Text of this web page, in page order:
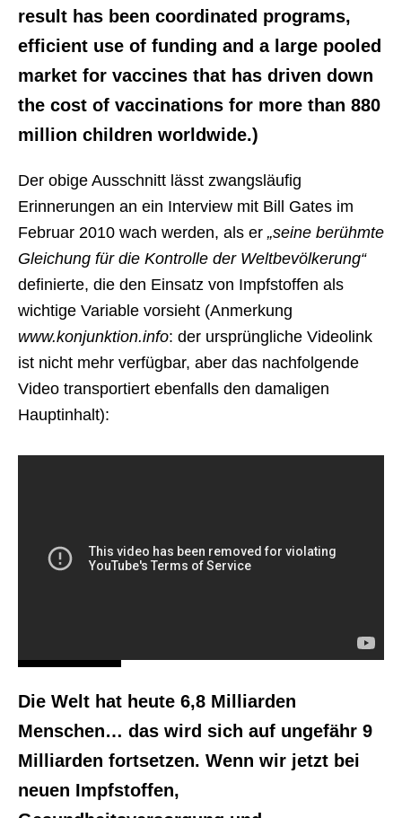
result has been coordinated programs,
efficient use of funding and a large pooled
market for vaccines that has driven down
the cost of vaccinations for more than 880
million children worldwide.)
Der obige Ausschnitt lässt zwangsläufig
Erinnerungen an ein Interview mit Bill Gates im
Februar 2010 wach werden, als er „seine berühmte
Gleichung für die Kontrolle der Weltbevölkerung“
definierte, die den Einsatz von Impfstoffen als
wichtige Variable vorsieht (Anmerkung
www.konjunktion.info: der ursprüngliche Videolink
ist nicht mehr verfügbar, aber das nachfolgende
Video transportiert ebenfalls den damaligen
Hauptinhalt):
Die Welt hat heute 6,8 Milliarden
Menschen… das wird sich auf ungefähr 9
Milliarden fortsetzen. Wenn wir jetzt bei
neuen Impfstoffen,